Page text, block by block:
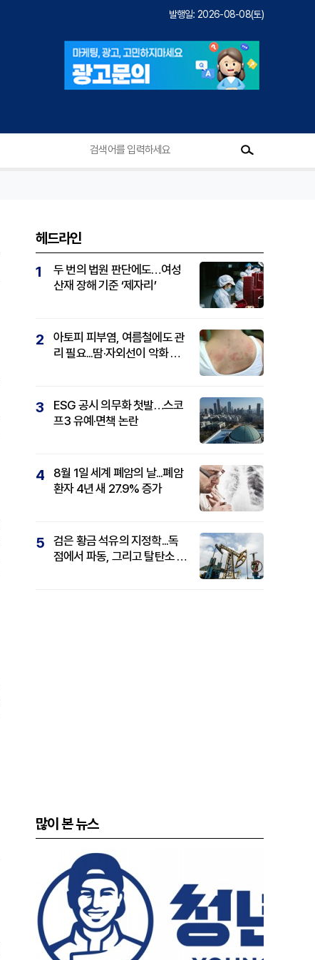
발행일: 2026-08-08(토)
헤드라인
1
두 번의 법원 판단에도…여성
산재 장해 기준 ‘제자리’
2
아토피 피부염, 여름철에도 관
리 필요...땀·자외선이 악화 요
3
ESG 공시 의무화 첫발…스코
프3 유예·면책 논란
4
8월 1일 세계 폐암의 날...폐암
환자 4년 새 27.9% 증가
5
검은 황금 석유의 지정학...독
점에서 파동, 그리고 탈탄소 패
많이 본 뉴스